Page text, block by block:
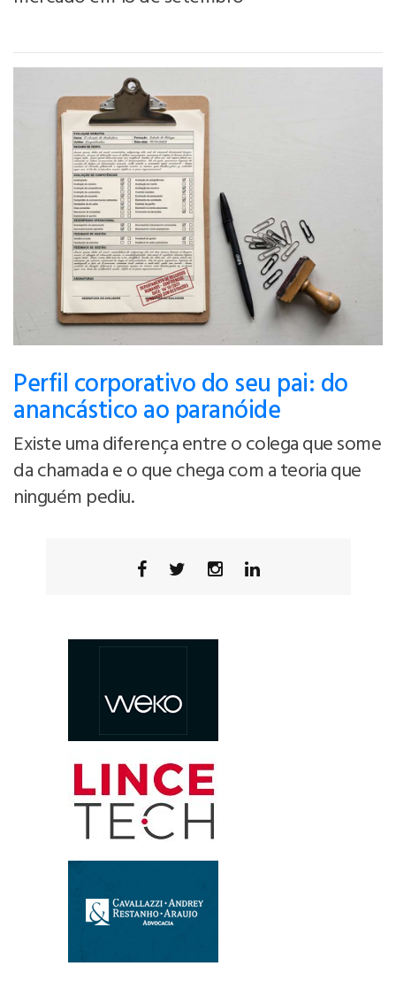
Perfil corporativo do seu pai: do
anancástico ao paranóide
Existe uma diferença entre o colega que some
da chamada e o que chega com a teoria que
ninguém pediu.